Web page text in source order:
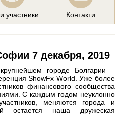
участники Контакти
7 декабря, 2019
городе Болгарии –
ShowFx World. Уже более
финансового сообщества
С каждым годом неуклонно
меняются города и
остается наша дружеская